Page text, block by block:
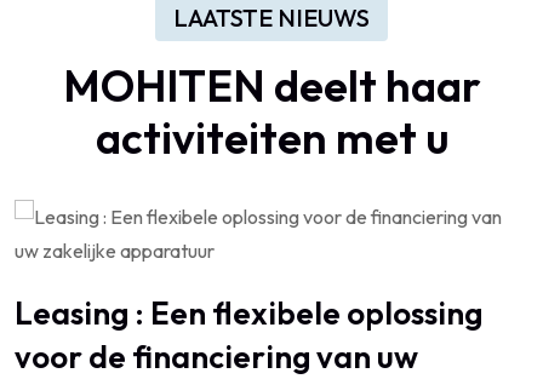
LAATSTE NIEUWS
MOHITEN deelt haar
activiteiten met u
Leasing : Een flexibele oplossing
voor de financiering van uw